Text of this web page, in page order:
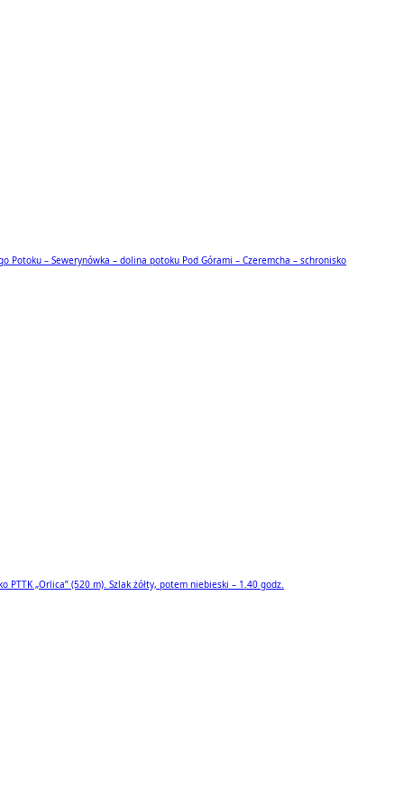
Potoku – Sewerynówka – dolina potoku Pod Górami – Czeremcha – schronisko
PTTK „Orlica” (520 m). Szlak żółty, potem niebieski – 1.40 godz.